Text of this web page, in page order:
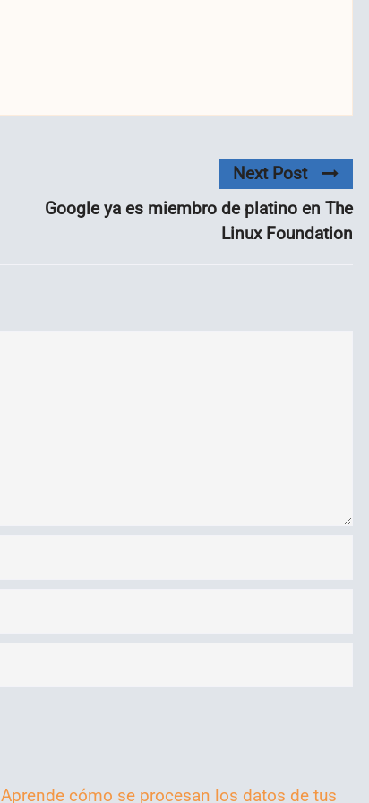
Next Post
Google ya es miembro de platino en The
Linux Foundation
Aprende cómo se procesan los datos de tus